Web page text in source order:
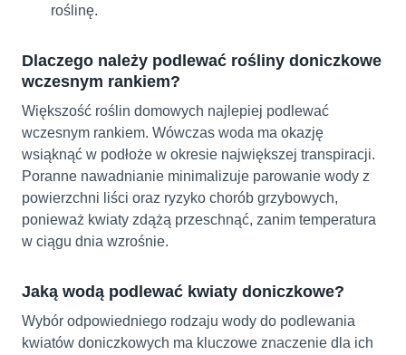
roślinę.
Dlaczego należy podlewać rośliny doniczkowe
wczesnym rankiem?
Większość roślin domowych najlepiej podlewać
wczesnym rankiem. Wówczas woda ma okazję
wsiąknąć w podłoże w okresie największej transpiracji.
Poranne nawadnianie minimalizuje parowanie wody z
powierzchni liści oraz ryzyko chorób grzybowych,
ponieważ kwiaty zdążą przeschnąć, zanim temperatura
w ciągu dnia wzrośnie.
Jaką wodą podlewać kwiaty doniczkowe?
Wybór odpowiedniego rodzaju wody do podlewania
kwiatów doniczkowych ma kluczowe znaczenie dla ich